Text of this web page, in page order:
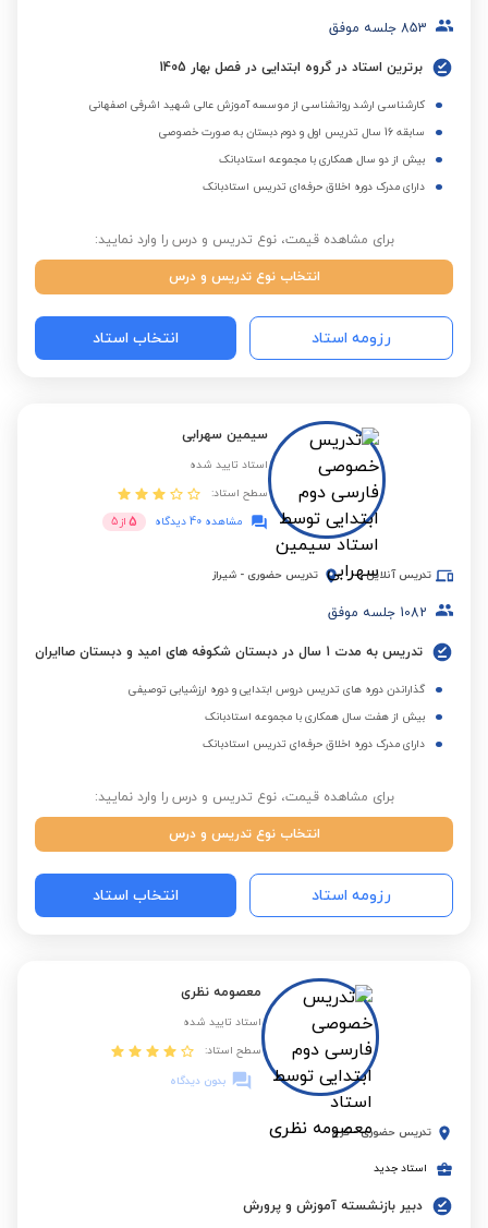
853 جلسه موفق
برترین استاد در گروه ابتدایی در فصل بهار 1405
کارشناسی ارشد روانشناسی از موسسه آموزش عالی شهید اشرفی اصفهانی
سابقه 16 سال تدریس اول و دوم دبستان به صورت خصوصی
بیش از دو سال همکاری با مجموعه استادبانک
دارای مدرک دوره اخلاق حرفه‌ای تدریس استادبانک
برای مشاهده قیمت، نوع تدریس و درس را وارد نمایید:
انتخاب نوع تدریس و درس
رزومه استاد انتخاب استاد
سیمین سهرابی
استاد تایید شده
سطح استاد:
مشاهده 40 دیدگاه
5 از 5
تدریس آنلاین تدریس حضوری - شیراز
1082 جلسه موفق
تدریس به مدت 1 سال در دبستان شکوفه های امید و دبستان صاایران
گذاراندن دوره های تدریس دروس ابتدایی و دوره ارزشیابی توصیفی
بیش از هفت سال همکاری با مجموعه استادبانک
دارای مدرک دوره اخلاق حرفه‌ای تدریس استادبانک
برای مشاهده قیمت، نوع تدریس و درس را وارد نمایید:
انتخاب نوع تدریس و درس
رزومه استاد انتخاب استاد
معصومه نظری
استاد تایید شده
سطح استاد:
بدون دیدگاه
تدریس حضوری - کرج
استاد جدید
دبیر بازنشسته آموزش و پرورش